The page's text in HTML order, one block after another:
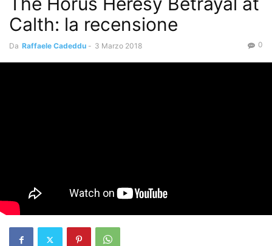
Calth: la recensione
Da Raffaele Cadeddu - 3 Marzo 2018 0